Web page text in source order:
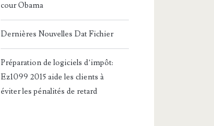
cour Obama
Dernières Nouvelles Dat Fichier
Préparation de logiciels d’impôt:
Ez1099 2015 aide les clients à
éviter les pénalités de retard